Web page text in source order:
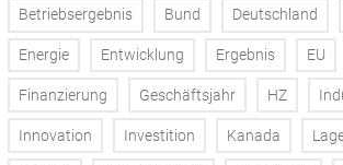
Betriebsergebnis Bund Deutschland
Energie Entwicklung Ergebnis EU
Finanzierung Geschäftsjahr HZ
Innovation Investition Kanada